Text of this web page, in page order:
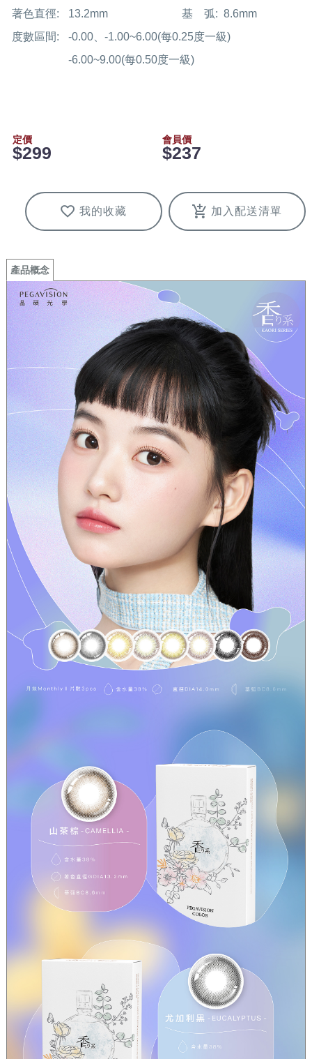
著色直徑:
13.2mm 基 弧: 8.6mm
度數區間:
-0.00、-1.00~6.00(每0.25度一級)
-6.00~9.00(每0.50度一級)
定價
$299
會員價
$237
我的收藏 加入配送清單
產品概念